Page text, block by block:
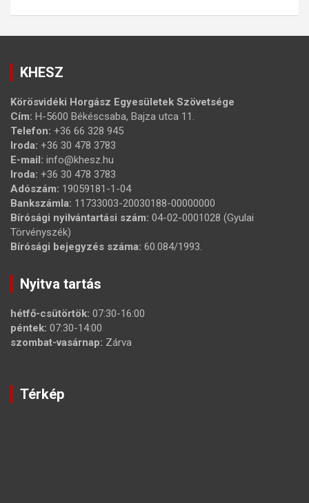
KHESZ
Körösvidéki Horgász Egyesületek Szövetsége
Cím: H-5600 Békéscsaba, Bajza utca 11.
Telefon: +36 66 328 945
Iroda: +36 30 478 3783
E-mail: info@khesz.hu
Iroda: +36 30 478 3783
Adószám: 19059181-1-04
Bankszámla: 11733003-20030188-00000000
Bírósági nyilvántartási szám: 04-02-0001028 (Gyulai
Törvényszék)
Bírósági bejegyzés száma: 60.084/1993.
Nyitva tartás
hétfő-csütörtök: 07:30-16:00
péntek: 07:30-14:00
szombat-vasárnap: Zárva
Térkép